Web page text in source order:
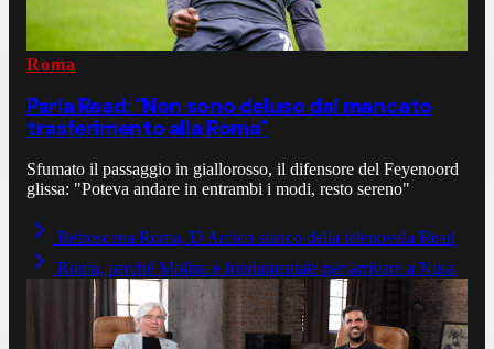
Roma
Parla Read: "Non sono deluso dal mancato
trasferimento alla Roma"
Sfumato il passaggio in giallorosso, il difensore del Feyenoord
glissa: "Poteva andare in entrambi i modi, resto sereno"
Retroscena Roma, D'Amico stanco della telenovela Read
Roma, perché Molina è fondamentale per arrivare a Nusa